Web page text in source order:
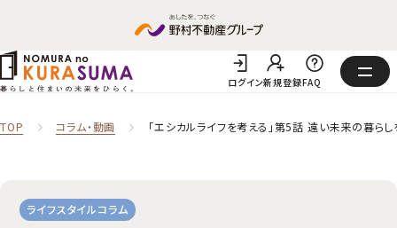
ログイン新規登録FAQ
TOP コラム‧動画 「エシカルライフを考える」第5話 遠い未来の暮ら
ライフスタイルコラム